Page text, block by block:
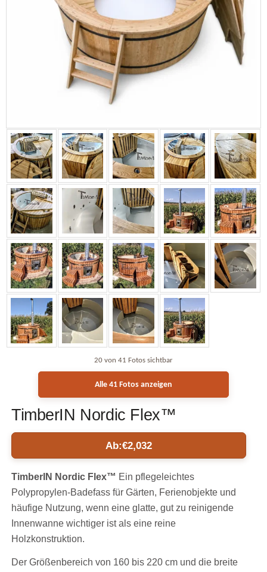
20 von 41 Fotos sichtbar
Alle 41 Fotos anzeigen
TimberIN Nordic Flex™
Ab:€2,032
TimberIN Nordic Flex™ Ein pflegeleichtes
Polypropylen-Badefass für Gärten, Ferienobjekte und
häufige Nutzung, wenn eine glatte, gut zu reinigende
Innenwanne wichtiger ist als eine reine
Holzkonstruktion.
Der Größenbereich von 160 bis 220 cm und die breite